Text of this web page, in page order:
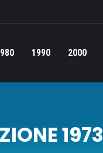
1990 2000
1973